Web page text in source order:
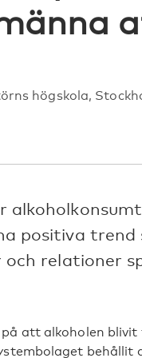
högskola,
positiva trend
relationer
att alkoholen
behållit